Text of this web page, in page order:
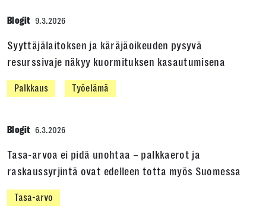
Blogit 9.3.2026
Syyttäjälaitoksen ja käräjäoikeuden pysyvä
resurssivaje näkyy kuormituksen kasautumisena
Palkkaus Työelämä
Blogit 6.3.2026
Tasa-arvoa ei pidä unohtaa – palkkaerot ja
raskaussyrjintä ovat edelleen totta myös Suomessa
Tasa-arvo